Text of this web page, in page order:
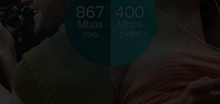
867
Mbps
5GHz
400
Mbps
2.4GHz